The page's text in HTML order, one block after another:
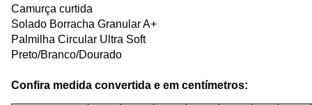
Camurça curtida
Solado Borracha Granular A+
Palmilha Circular Ultra Soft
Preto/Branco/Dourado
Confira medida convertida e em centímetros: